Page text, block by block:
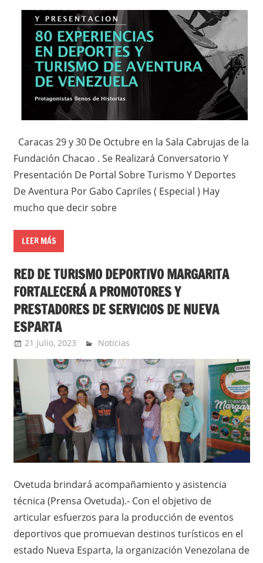
Caracas 29 y 30 De Octubre en la Sala Cabrujas de la
Fundación Chacao . Se Realizará Conversatorio Y
Presentación De Portal Sobre Turismo Y Deportes
De Aventura Por Gabo Capriles ( Especial ) Hay
mucho que decir sobre
LEER MÁS
RED DE TURISMO DEPORTIVO MARGARITA
FORTALECERÁ A PROMOTORES Y
PRESTADORES DE SERVICIOS DE NUEVA
ESPARTA
21 julio, 2023 Extreme Sports
Noticias
Ovetuda brindará acompañamiento y asistencia
técnica (Prensa Ovetuda).- Con el objetivo de
articular esfuerzos para la producción de eventos
deportivos que promuevan destinos turísticos en el
estado Nueva Esparta, la organización Venezolana de